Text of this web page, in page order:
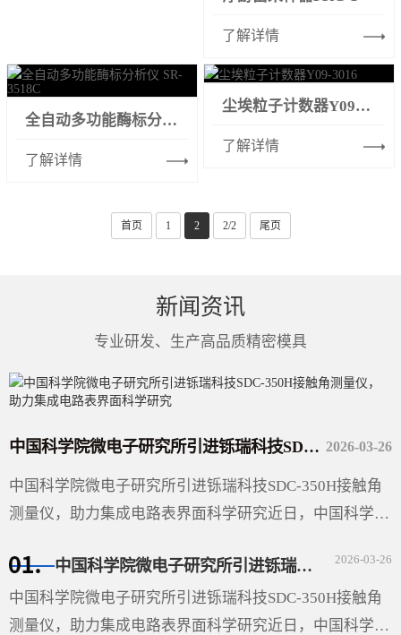
了解详情
全自动多功能酶标分析仪 SR-3518C
了解详情
尘埃粒子计数器Y09-3016
了解详情
首页 1 2 2/2 尾页
新闻资讯
专业研发、生产高品质精密模具
2026-03-26
中国科学院微电子研究所引进铄瑞科技SDC-350H接触角测量仪，助力集成电路表界面科学研究
中国科学院微电子研究所引进铄瑞科技SDC-350H接触角
测量仪，助力集成电路表界面科学研究近日，中国科学院
技有限公司···
2026-03-26
中国科学院微电子研究所引进铄瑞科技SDC-350H接触角测量仪，助力集成电路表界面科学研究
中国科学院微电子研究所引进铄瑞科技SDC-350H接触角
测量仪，助力集成电路表界面科学研究近日，中国科学院